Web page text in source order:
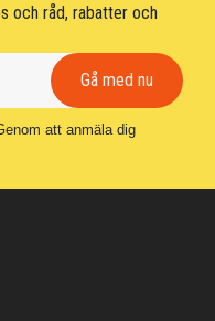
och råd, rabatter och
att anmäla dig